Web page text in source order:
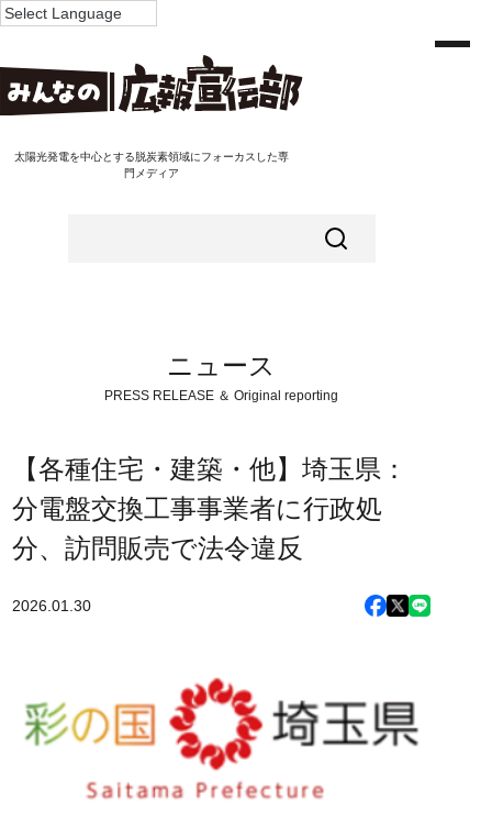
太陽光発電を中心とする脱炭素領域にフォーカスした専
門メディア
ニュース
PRESS RELEASE ＆ Original reporting
【各種住宅・建築・他】埼玉県：
分電盤交換工事事業者に行政処
分、訪問販売で法令違反
2026.01.30